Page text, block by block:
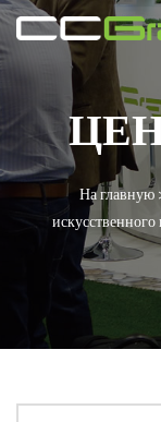
На главную